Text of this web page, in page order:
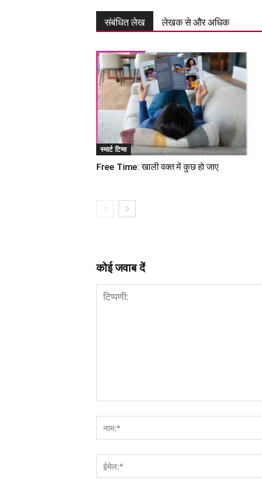
संबंधित लेख लेखक से और अधिक
स्मार्ट टिप्स
Free Time: खाली वक्त में कुछ हो जाए
कोई जवाब दें